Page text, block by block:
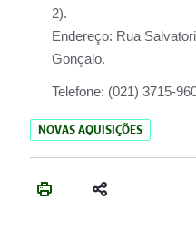
Endereço: Rua
Gonçalo.
Telefone: (021) 3715-
NOVAS AQUISIÇÕES